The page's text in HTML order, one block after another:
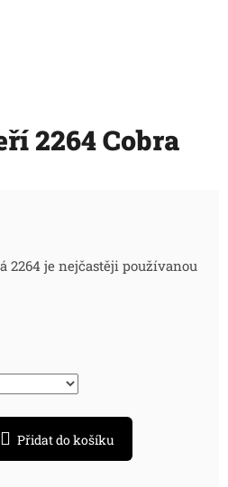
2264 Cobra
2264 je nejčastěji používanou
Přidat do košíku